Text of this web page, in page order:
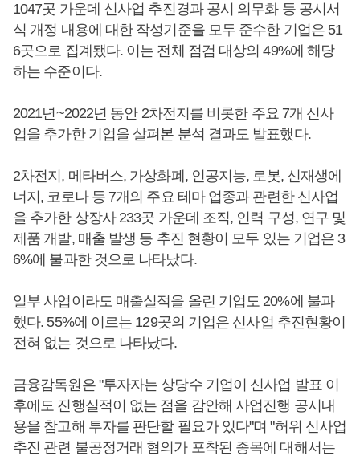
1047곳 가운데 신사업 추진경과 공시 의무화 등 공시서
식 개정 내용에 대한 작성기준을 모두 준수한 기업은 51
6곳으로 집계됐다. 이는 전체 점검 대상의 49%에 해당
하는 수준이다.
2021년~2022년 동안 2차전지를 비롯한 주요 7개 신사
업을 추가한 기업을 살펴본 분석 결과도 발표했다.
2차전지, 메타버스, 가상화폐, 인공지능, 로봇, 신재생에
너지, 코로나 등 7개의 주요 테마 업종과 관련한 신사업
을 추가한 상장사 233곳 가운데 조직, 인력 구성, 연구 및
제품 개발, 매출 발생 등 추진 현황이 모두 있는 기업은 3
6%에 불과한 것으로 나타났다.
일부 사업이라도 매출실적을 올린 기업도 20%에 불과
했다. 55%에 이르는 129곳의 기업은 신사업 추진현황이
전혀 없는 것으로 나타났다.
금융감독원은 "투자자는 상당수 기업이 신사업 발표 이
후에도 진행실적이 없는 점을 감안해 사업진행 공시내
용을 참고해 투자를 판단할 필요가 있다"며 "허위 신사업
추진 관련 불공정거래 혐의가 포착된 종목에 대해서는